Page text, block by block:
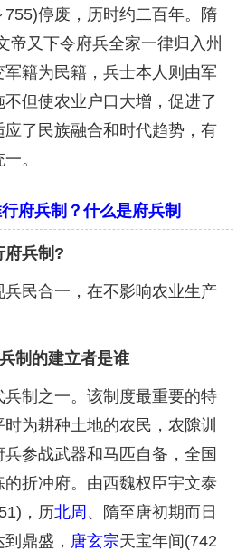
停废，历时约二百年。隋
帝又下令府兵全家一律归入州
籍为民籍，兵士本人则由军
但使农业户口大增，促进了
了民族融合和时代趋势，有
。
府兵制？什么是府兵制
府兵制?
民合一，在不影响农业生产
制的建立者是谁
制之一。该制度最重要的特
为耕种土地的农民，农隙训
参战武器和马匹自备，全国
折冲府。由西魏权臣宇文泰
，历北周 、隋至唐初期而日
鼎盛， 唐玄宗天宝年间(742